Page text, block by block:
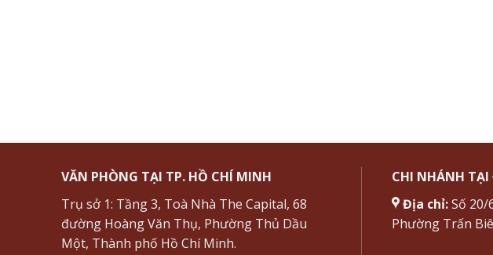
VĂN PHÒNG TẠI TP. HỒ CHÍ MINH
Trụ sở 1: Tầng 3, Toà Nhà The Capital, 68
đường Hoàng Văn Thụ, Phường Thủ Dầu
Một, Thành phố Hồ Chí Minh.
CHI NHÁNH
Địa chỉ:Số 20/
Phường Trấn